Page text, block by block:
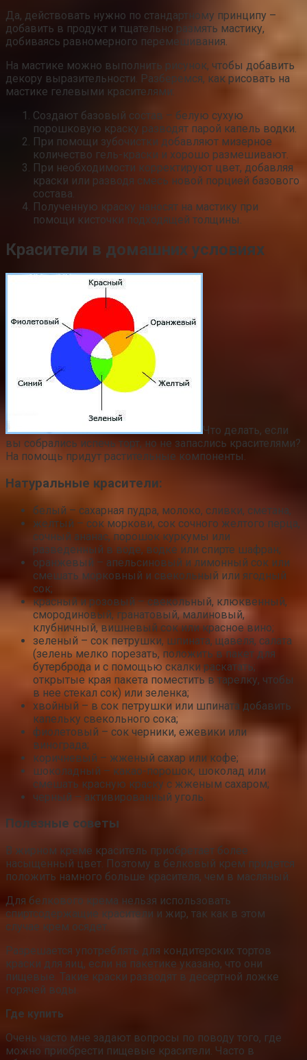
Да, действовать нужно по стандартному принципу –
добавить в продукт и тщательно размять мастику,
добиваясь равномерного перемешивания.
На мастике можно выполнить рисунок, чтобы добавить
декору выразительности. Разберемся, как рисовать на
мастике гелевыми красителями:
Создают базовый состав – белую сухую
порошковую краску разводят парой капель водки.
При помощи зубочистки добавляют мизерное
количество гель-краски и хорошо размешивают.
При необходимости корректируют цвет, добавляя
краски или разводя смесь новой порцией базового
состава.
Полученную краску наносят на мастику при
помощи кисточки подходящей толщины.
Красители в домашних условиях
Что делать, если
вы собрались испечь торт, но не запаслись красителями?
На помощь придут растительные компоненты.
Натуральные красители:
белый – сахарная пудра, молоко, сливки, сметана,
желтый – сок моркови, сок сочного желтого перца,
сочный ананас, порошок куркумы или
разведенный в воде, водке или спирте шафран;
оранжевый – апельсиновый и лимонный сок или
смешать морковный и свекольный или ягодный
сок;
красный и розовый – свекольный, клюквенный,
смородиновый, гранатовый, малиновый,
клубничный, вишневый сок или красное вино;
зеленый – сок петрушки, шпината, щавеля, салата
(зелень мелко порезать, положить в пакет для
бутерброда и с помощью скалки раскатать;
открытые края пакета поместить в тарелку, чтобы
в нее стекал сок) или зеленка;
хвойный – в сок петрушки или шпината добавить
капельку свекольного сока;
фиолетовый – сок черники, ежевики или
винограда;
коричневый – жженый сахар или кофе;
шоколадный – какао-порошок, шоколад или
смешать красную краску с жженым сахаром;
черный – активированный уголь.
Полезные советы
В жирном креме краситель приобретает более
насыщенный цвет. Поэтому в белковый крем придется
положить намного больше красителя, чем в масляный.
Для белкового крема нельзя использовать
спиртсодержащие красители и жир, так как в этом
случае крем осядет.
Разрешается употреблять для кондитерских тортов
краски для яиц, если на пакетике указано, что они
пищевые. Такие краски разводят в десертной ложке
горячей воды.
Где купить
Очень часто мне задают вопросы по поводу того, где
можно приобрести пищевые красители. Часто в